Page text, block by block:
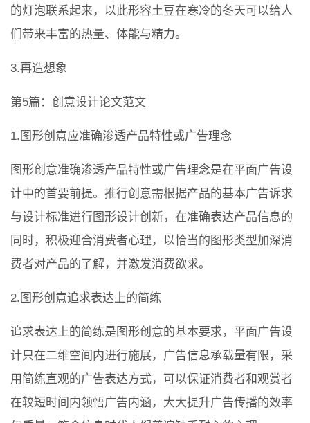
的灯泡联系起来，以此形容土豆在寒冷的冬天可以给人
们带来丰富的热量、体能与精力。
3.再造想象
第5篇：创意设计论文范文
1.图形创意应准确渗透产品特性或广告理念
图形创意准确渗透产品特性或广告理念是在平面广告设
计中的首要前提。推行创意需根据产品的基本广告诉求
与设计标准进行图形设计创新，在准确表达产品信息的
同时，积极迎合消费者心理，以恰当的图形类型加深消
费者对产品的了解，并激发消费欲求。
2.图形创意追求表达上的简练
追求表达上的简练是图形创意的基本要求，平面广告设
计只在二维空间内进行施展，广告信息承载量有限，采
用简练直观的广告表达方式，可以保证消费者和观赏者
在较短时间内领悟广告内涵，大大提升广告传播的效率